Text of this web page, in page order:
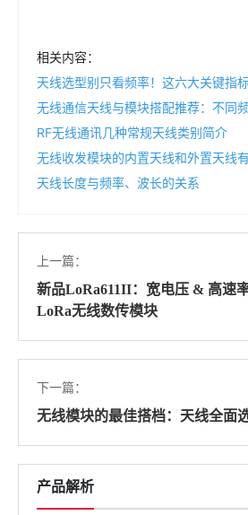
相关内容：
天线选型别只看频率！这六大关键指
无线通信天线与模块搭配推荐：不同
RF无线通讯几种常规天线类别简介
无线收发模块的内置天线和外置天线有
天线长度与频率、波长的关系
上一篇：
新品LoRa611II：宽电压 & 高速
LoRa无线数传模块
下一篇：
无线模块的最佳搭档：天线全面
产品解析